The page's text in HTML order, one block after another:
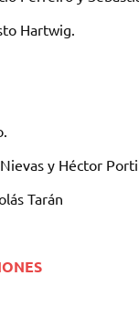
Hartwig.
y Héctor
Tarán